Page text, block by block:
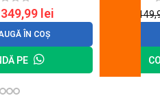
349,99 lei
ÎN COȘ
PE